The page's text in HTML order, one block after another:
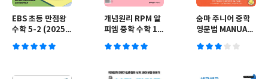
EBS 초등 만점왕
수학 5-2 (2025
개념원리 RPM 알
피엠 중학 수학 1-
숨마 주니어 중학
영문법 MANUAL